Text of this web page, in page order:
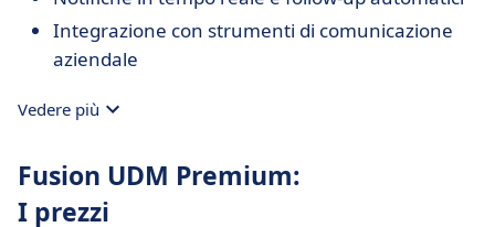
Integrazione con strumenti di comunicazione
aziendale
Vedere più
Fusion UDM Premium:
I prezzi